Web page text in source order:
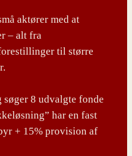
aktører med at
– alt fra
til større
8 udvalgte fonde
har en fast
+ 15% provision af